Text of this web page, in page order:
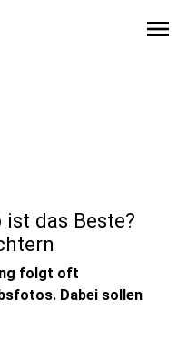
menu
das Beste?
folgt oft
Dabei sollen